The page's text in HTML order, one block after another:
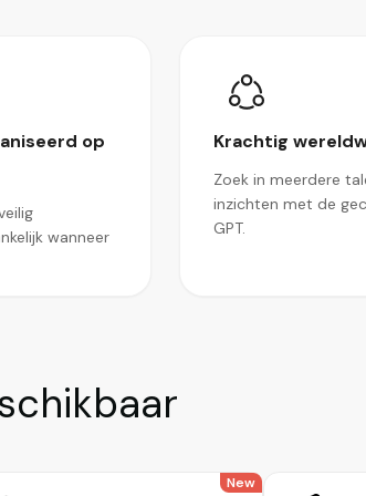
op
wanneer
Krachtig
Zoek in meerdere
inzichten met de
GPT.
New